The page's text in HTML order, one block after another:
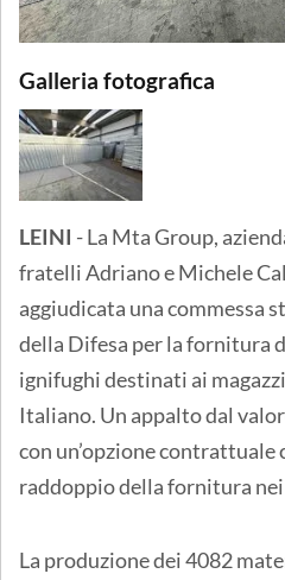
Galleria fotografica
LEINI - La Mta Group,
fratelli Adriano e Michele
aggiudicata una commessa
della Difesa per la fornitura
ignifughi destinati ai
Italiano. Un appalto dal
con un’opzione contrattuale
raddoppio della fornitura
La produzione dei 4082